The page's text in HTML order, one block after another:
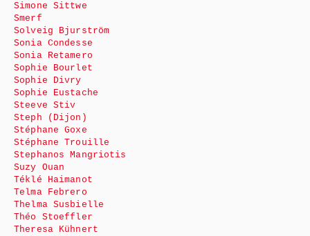
Simone Sittwe
Smerf
Solveig Bjurström
Sonia Condesse
Sonia Retamero
Sophie Bourlet
Sophie Divry
Sophie Eustache
Steeve Stiv
Steph (Dijon)
Stéphane Goxe
Stéphane Trouille
Stephanos Mangriotis
Suzy Ouan
Téklé Haimanot
Telma Febrero
Thelma Susbielle
Théo Stoeffler
Theresa Kühnert